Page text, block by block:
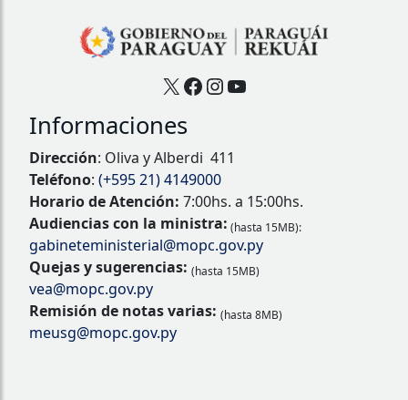
X Facebook
Instagram
YouTube
Informaciones
Dirección: Oliva y Alberdi 411
Teléfono: (+595 21) 4149000
Horario de Atención: 7:00hs. a 15:00hs.
Audiencias con la ministra: (hasta 15MB):
gabineteministerial@mopc.gov.py
Quejas y sugerencias: (hasta 15MB)
vea@mopc.gov.py
Remisión de notas varias: (hasta 8MB)
meusg@mopc.gov.py